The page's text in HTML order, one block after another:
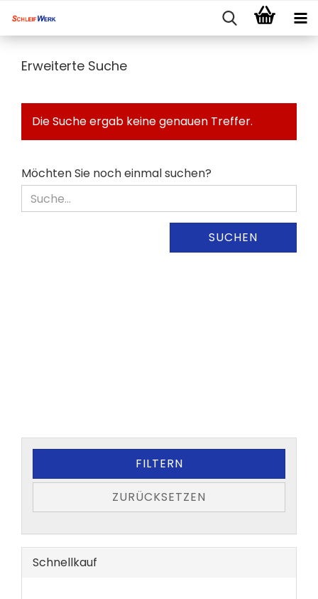
Erweiterte Suche
Die Suche ergab keine genauen Treffer.
MÖCHTEN
SIE
NOCH
Möchten Sie noch einmal suchen?
SUCHEN
FILTERN
ZURÜCKSETZEN
Schnellkauf